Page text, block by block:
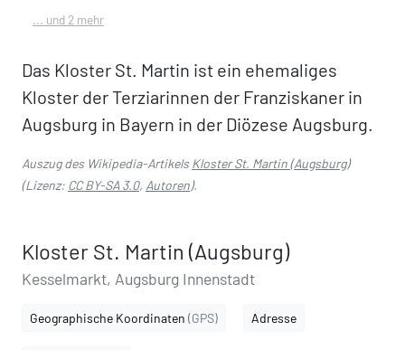
... und 2 mehr
Das Kloster St. Martin ist ein ehemaliges
Kloster der Terziarinnen der Franziskaner in
Augsburg in Bayern in der Diözese Augsburg.
Auszug des Wikipedia-ArtikelsKloster St. Martin (Augsburg)
(Lizenz: CC BY-SA 3.0, Autoren).
Kloster St. Martin (Augsburg)
Kesselmarkt, Augsburg Innenstadt
Geographische Koordinaten (GPS) Adresse